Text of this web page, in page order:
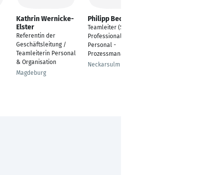
Kathrin Wernicke-
Elster
Referentin der
Geschäftsleitung /
Teamleiterin Personal
& Organisation
Magdeburg
Philipp Becker
Teamleiter (Senior
Professional)
Personal -
Prozessmanagement
Neckarsulm